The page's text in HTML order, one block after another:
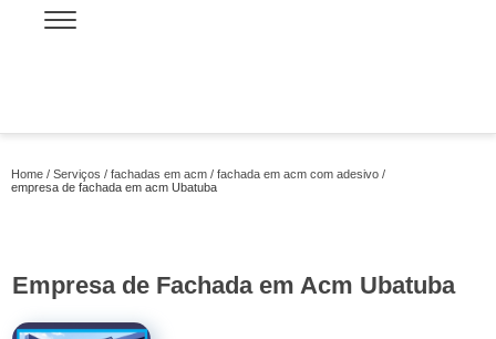
Home Serviços fachadas em acm
fachada em acm com adesivo
empresa de fachada em acm Ubatuba
Empresa de Fachada em Acm Ubatuba